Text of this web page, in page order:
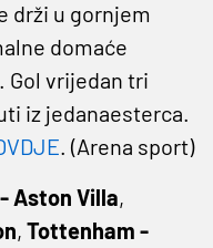
drži u gornjem
domaće
. Gol vrijedan tri
iz jedanaesterca.
. (Arena sport)
Aston Villa,
, Tottenham -